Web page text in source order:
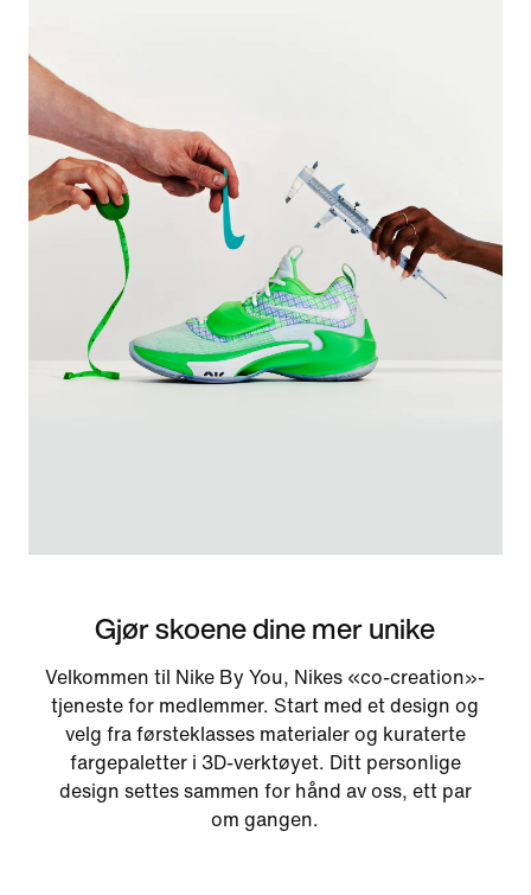
Gjør skoene dine mer unike
Velkommen til Nike By You, Nikes «co-creation»-
tjeneste for medlemmer. Start med et design og
velg fra førsteklasses materialer og kuraterte
fargepaletter i 3D-verktøyet. Ditt personlige
design settes sammen for hånd av oss, ett par
om gangen.